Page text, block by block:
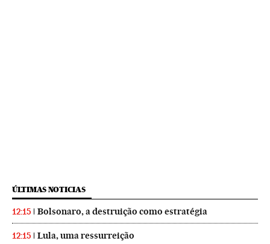
ÚLTIMAS NOTICIAS
12:15 Bolsonaro, a destruição como estratégia
12:15 Lula, uma ressurreição